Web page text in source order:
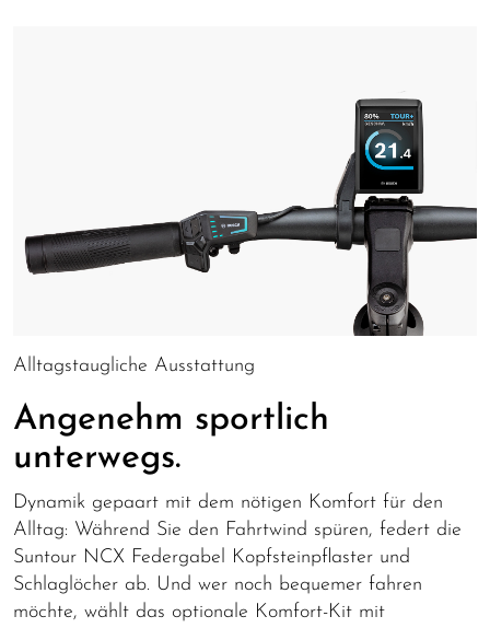
Alltagstaugliche Ausstattung
Angenehm sportlich
unterwegs.
Dynamik gepaart mit dem nötigen Komfort für den
Alltag: Während Sie den Fahrtwind spüren, federt die
Suntour NCX Federgabel Kopfsteinpflaster und
Schlaglöcher ab. Und wer noch bequemer fahren
möchte, wählt das optionale Komfort-Kit mit